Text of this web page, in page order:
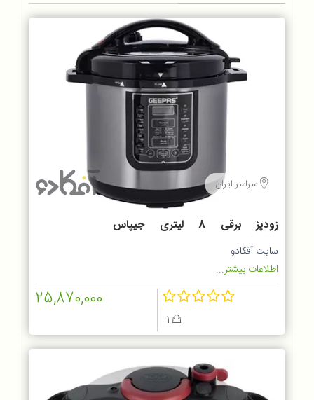
سراسر ایران
زودپز برقی 8 لیتری جیپاس
GMC35029
سایت آفکادو
اطلاعات بیشتر...
25,870,000